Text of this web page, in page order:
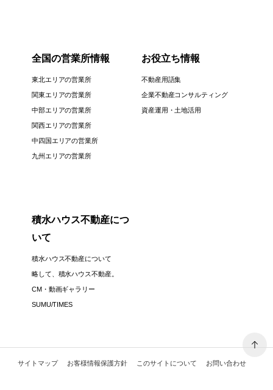
全国の営業所情報
東北エリアの営業所
関東エリアの営業所
中部エリアの営業所
関西エリアの営業所
中四国エリアの営業所
九州エリアの営業所
お役立ち情報
不動産用語集
企業不動産コンサルティング
資産運用・土地活用
積水ハウス不動産につ
いて
積水ハウス不動産について
略して、積水ハウス不動産。
CM・動画ギャラリー
SUMU/TIMES
サイトマップ お客様情報保護方針 このサイトについて お問い合わせ